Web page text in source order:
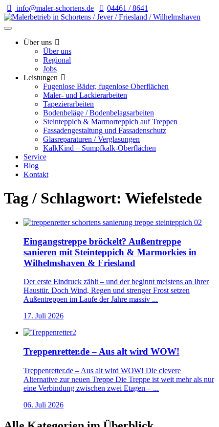
info@maler-schortens.de 04461 / 8641
Über uns
Über uns
Regional
Jobs
Leistungen
Fugenlose Bäder, fugenlose Oberflächen
Maler- und Lackierarbeiten
Tapezierarbeiten
Bodenbeläge / Bodenbelagsarbeiten
Steinteppich & Marmorteppich auf Treppen
Fassadengestaltung und Fassadenschutz
Glasreparaturen / Verglasungen
KalkKind – Sumpfkalk-Oberflächen
Service
Blog
Kontakt
Tag / Schlagwort: Wiefelstede
Eingangstreppe bröckelt? Außentreppe
sanieren mit Steinteppich & Marmorkies in
Wilhelmshaven & Friesland
Der erste Eindruck zählt – und der beginnt meistens an Ihrer
Haustür. Doch Wind, Regen und strenger Frost setzen
Außentreppen im Laufe der Jahre massiv ...
17. Juli 2026
Treppenretter.de – Aus alt wird WOW!
Treppenretter.de – Aus alt wird WOW! Die clevere
Alternative zur neuen Treppe Die Treppe ist weit mehr als nur
eine Verbindung zwischen zwei Etagen – ...
06. Juli 2026